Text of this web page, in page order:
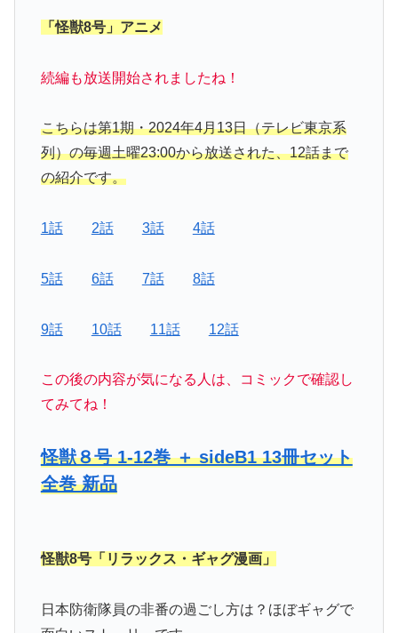
「怪獣8号」アニメ
続編も放送開始されましたね！
こちらは第1期・2024年4月13日（テレビ東京系
列）の毎週土曜23:00から放送された、12話まで
の紹介です。
1話 2話 3話 4話
5話 6話 7話 8話
9話 10話 11話 12話
この後の内容が気になる人は、コミックで確認し
てみてね！
怪獣８号 1-12巻 ＋ sideB1 13冊セット
全巻 新品
怪獣8号「リラックス・ギャグ漫画」
日本防衛隊員の非番の過ごし方は？ほぼギャグで